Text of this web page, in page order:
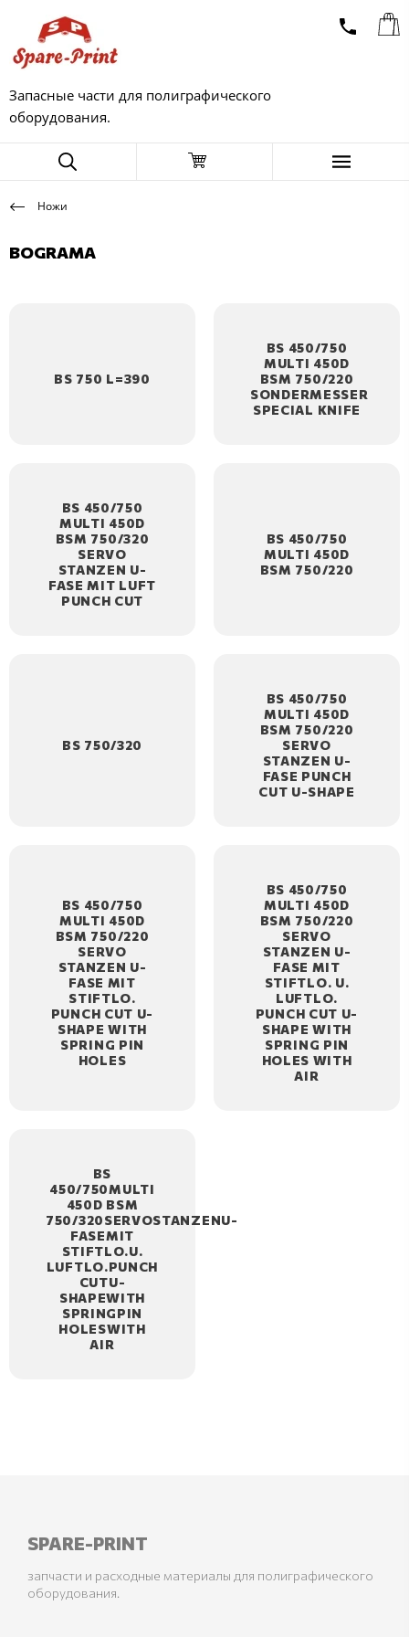
Запасные части для полиграфического
оборудования.
Ножи
BOGRAMA
BS 750 L=390
BS 450/750
MULTI 450D
BSM 750/220
SONDERMESSER
SPECIAL KNIFE
BS 450/750
MULTI 450D
BSM 750/320
SERVO
STANZEN U-
FASE MIT LUFT
PUNCH CUT
BS 450/750
MULTI 450D
BSM 750/220
BS 750/320
BS 450/750
MULTI 450D
BSM 750/220
SERVO
STANZEN U-
FASE PUNCH
CUT U-SHAPE
BS 450/750
MULTI 450D
BSM 750/220
SERVO
STANZEN U-
FASE MIT
STIFTLO.
PUNCH CUT U-
SHAPE WITH
SPRING PIN
HOLES
BS 450/750
MULTI 450D
BSM 750/220
SERVO
STANZEN U-
FASE MIT
STIFTLO. U.
LUFTLO.
PUNCH CUT U-
SHAPE WITH
SPRING PIN
HOLES WITH
AIR
BS
450/750MULTI
450D BSM
750/320SERVOSTANZENU-
FASEMIT
STIFTLO.U.
LUFTLO.PUNCH
CUTU-
SHAPEWITH
SPRINGPIN
HOLESWITH
AIR
SPARE-PRINT
запчасти и расходные материалы для полиграфического
оборудования.